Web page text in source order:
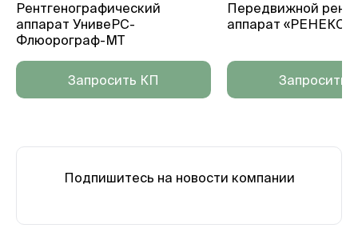
Рентгенографический
аппарат УнивеРС-
Флюорограф-МТ
Запросить КП
Передвижной
аппарат «РЕНЕКС-
Запросить
Подпишитесь на новости компании